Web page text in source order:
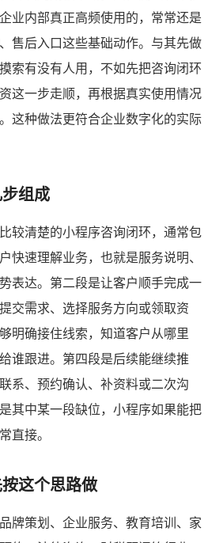
业内部真正高频使用的，常常还是
售后入口这些基础动作。与其先做
索有没有人用，不如先把咨询闭环
这一步走顺，再根据真实使用情况
这种做法更符合企业数字化的实际
组成
较清楚的小程序咨询闭环，通常包
快速理解业务，也就是服务说明、
表达。第二段是让客户顺手完成一
交需求、选择服务方向或领取资
明确接住线索，知道客户从哪里
谁跟进。第四段是后续能继续推
系、预约确认、补资料或二次沟
其中某一段缺位，小程序如果能把
直接。
这个思路做
牌策划、企业服务、教育培训、家